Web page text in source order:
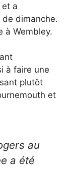
a
dimanche.
à Wembley.
à faire une
plutôt
et
au
a été